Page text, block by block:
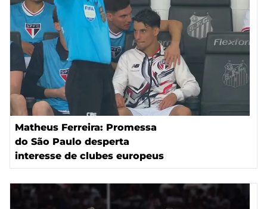
Matheus Ferreira: Promessa
do São Paulo desperta
interesse de clubes europeus